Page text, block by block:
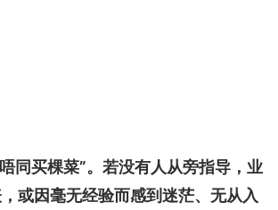
同买棵菜”。若没有人从旁指导，业
或因毫无经验而感到迷茫、无从入